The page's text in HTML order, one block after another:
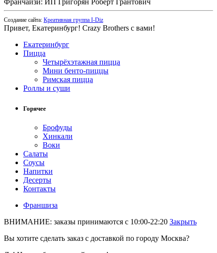
Франчайзи: ИП Григорян Роберт Грантович
Создание сайта: Креативная группа I-Diz
Привет, Екатеринбург! Crazy Brothers с вами!
Екатеринбург
Пицца
Четырёхэтажная пицца
Мини бенто-пиццы
Римская пицца
Роллы и суши
Горячее
Брофуды
Хинкали
Воки
Салаты
Соусы
Напитки
Десерты
Контакты
Франшиза
ВНИМАНИЕ: заказы принимаются с 10:00-22:20 Закрыть
Вы хотите сделать заказ с доставкой по городу Москва?